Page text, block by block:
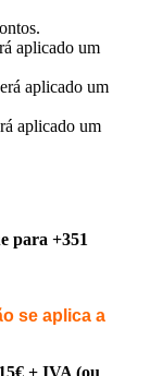
aplicado um
aplicado um
aplicado um
para +351
se aplica a